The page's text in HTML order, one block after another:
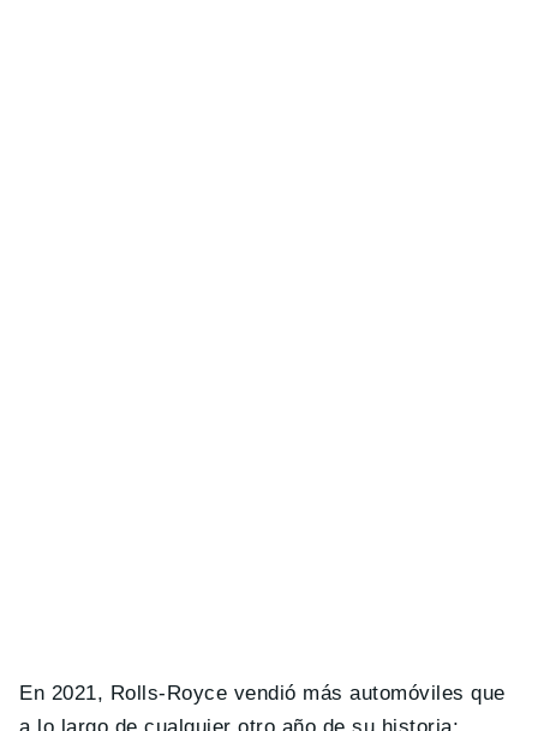
En 2021, Rolls-Royce vendió más automóviles que